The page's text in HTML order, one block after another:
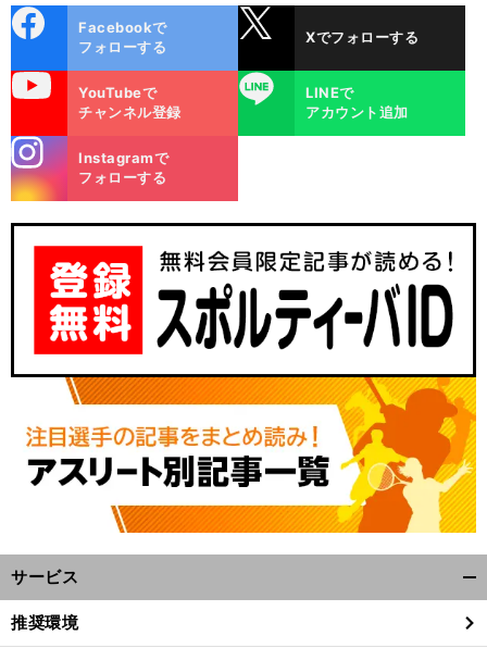
ok
Facebookで
フォローする
Xでフォローする
YouTubeで
チャンネル登録
LINE
LINEで
アカウント追加
m
Instagramで
フォローする
サービス
閉
推奨環境